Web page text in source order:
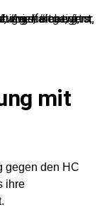
mit
gegen den HC
ihre